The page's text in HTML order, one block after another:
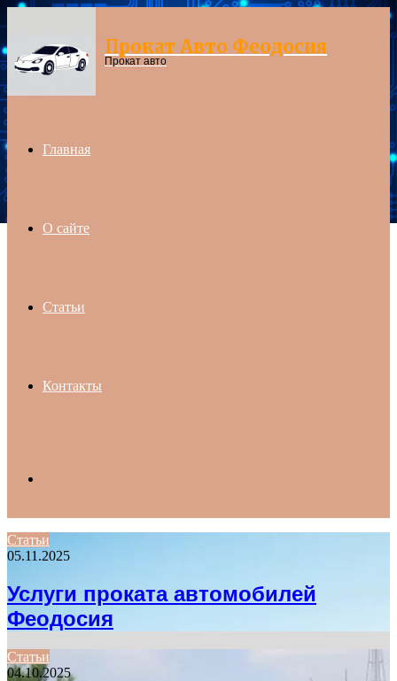
Menu Прокат Авто Феодосия
Прокат авто
Главная
О сайте
Статьи
Контакты
for
Статьи
05.11.2025
Услуги проката автомобилей
Феодосия
Статьи
04.10.2025